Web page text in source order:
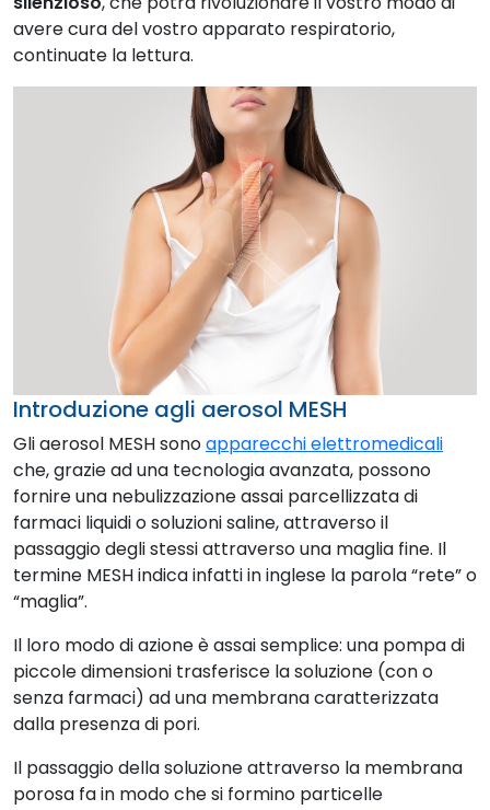
avere cura del vostro apparato respiratorio,
continuate la lettura.
Introduzione agli aerosol MESH
Gli aerosol MESH sonoapparecchi elettromedicali
che, grazie ad una tecnologia avanzata, possono
fornire una nebulizzazione assai parcellizzata di
farmaci liquidi o soluzioni saline, attraverso il
passaggio degli stessi attraverso una maglia fine. Il
termine MESH indica infatti in inglese la parola “rete” o
“maglia”.
Il loro modo di azione è assai semplice: una pompa di
piccole dimensioni trasferisce la soluzione (con o
senza farmaci) ad una membrana caratterizzata
dalla presenza di pori.
Il passaggio della soluzione attraverso la membrana
porosa fa in modo che si formino particelle